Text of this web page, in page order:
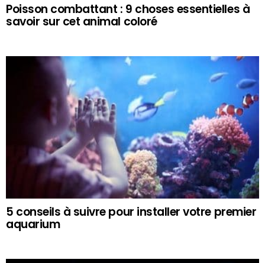
Poisson combattant : 9 choses essentielles à
savoir sur cet animal coloré
5 conseils à suivre pour installer votre premier
aquarium